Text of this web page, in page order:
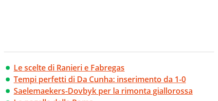
Le scelte di Ranieri e Fabregas
Tempi perfetti di Da Cunha: inserimento da 1-0
Saelemaekers-Dovbyk per la rimonta giallorossa